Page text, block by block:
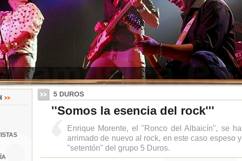
5 DUROS
''Somos la esencia del rock'''
Enrique Morente, el "Ronco del Albaicín", se ha
arrimado de nuevo al rock, en este caso espeso y
"setentón" del grupo 5 Duros.